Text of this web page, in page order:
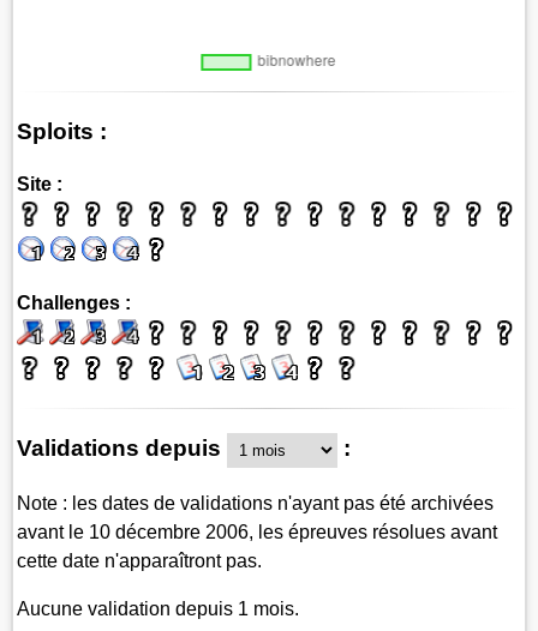
Sploits :
Site :
Challenges :
Validations depuis :
Note : les dates de validations n'ayant pas été archivées
avant le 10 décembre 2006, les épreuves résolues avant
cette date n'apparaîtront pas.
Aucune validation depuis 1 mois.